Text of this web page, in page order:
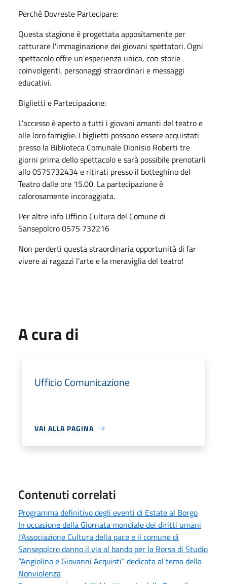
Perché Dovreste Partecipare:
Questa stagione è progettata appositamente per
catturare l'immaginazione dei giovani spettatori. Ogni
spettacolo offre un'esperienza unica, con storie
coinvolgenti, personaggi straordinari e messaggi
educativi.
Biglietti e Partecipazione:
L'accesso è aperto a tutti i giovani amanti del teatro e
alle loro famiglie. I biglietti possono essere acquistati
presso la Biblioteca Comunale Dionisio Roberti tre
giorni prima dello spettacolo e sarà possibile prenotarli
allo 0575732434 e ritirati presso il botteghino del
Teatro dalle ore 15.00. La partecipazione è
calorosamente incoraggiata.
Per altre info Ufficio Cultura del Comune di
Sansepolcro 0575 732216
Non perderti questa straordinaria opportunità di far
vivere ai ragazzi l'arte e la meraviglia del teatro!
A cura di
Ufficio Comunicazione
VAI ALLA PAGINA
Contenuti correlati
Programma definitivo degli eventi di Estate al Borgo
In occasione della Giornata mondiale dei diritti umani
l'Associazione Cultura della pace e il comune di
Sansepolcro danno il via al bando per la Borsa di Studio
“Angiolino e Giovanni Acquisti” dedicata al tema della
Nonviolenza